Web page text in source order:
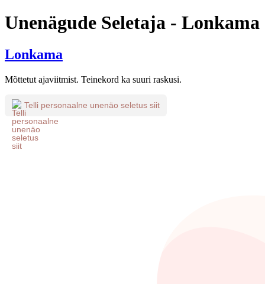
Unenägude Seletaja - Lonkama
Lonkama
Mõttetut ajaviitmist. Teinekord ka suuri raskusi.
Telli personaalne unenäo seletus siit